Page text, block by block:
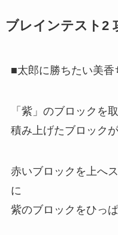
ブレインテスト2
■太郎に勝ちたい美香
「紫」のブロックを
積み上げたブロック
赤いブロックを上へ
に
紫のブロックをひっ